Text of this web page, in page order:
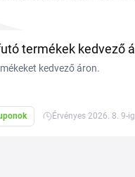
nézd meg, hogyan
termékek kedvező
kedvező áron.
Érvényes 2026. 8. 9-ig